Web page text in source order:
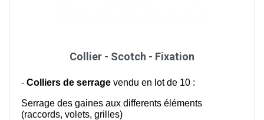
Collier - Scotch - Fixation
- Colliers de serrage vendu en lot de 10 :
Serrage des gaines aux differents éléments
(raccords, volets, grilles)